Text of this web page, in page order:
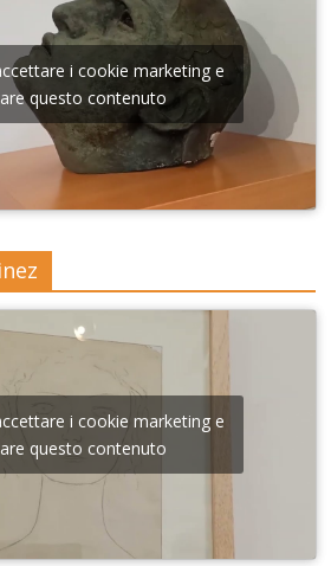
i cookie marketing e
questo contenuto
i cookie marketing e
questo contenuto